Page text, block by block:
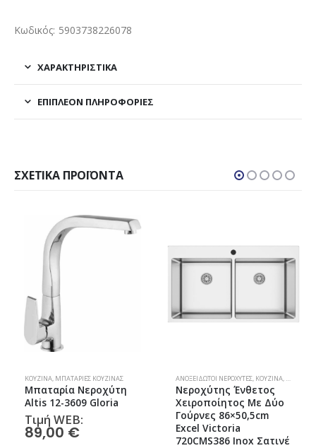
Κωδικός: 5903738226078
ΧΑΡΑΚΤΗΡΙΣΤΙΚΑ
ΕΠΙΠΛΈΟΝ ΠΛΗΡΟΦΟΡΊΕΣ
ΣΧΕΤΙΚΆ ΠΡΟΪΌΝΤΑ
ΚΟΥΖΊΝΑ, ΜΠΑΤΑΡΊΕΣ ΚΟΥΖΊΝΑΣ
Μπαταρία Νεροχύτη
Altis 12-3609 Gloria
Τιμή WEB:
89,00 €
ΑΝΟΞΕΊΔΩΤΟΙ ΝΕΡΟΧΎΤΕΣ, ΚΟΥΖΊΝΑ,
Νεροχύτης Ένθετος
Χειροποίητος Με Δύο
Γούρνες 86×50,5cm
Excel Victoria
720CMS386 Inox Σατινέ